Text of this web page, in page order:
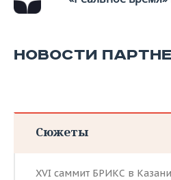
НОВОСТИ
Сюжеты
XVI саммит БРИКС в Казани